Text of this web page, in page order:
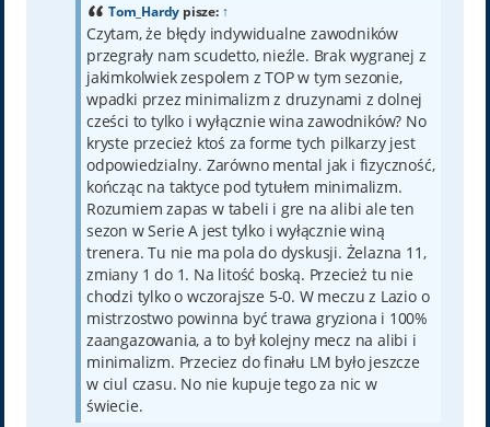
Tom_Hardy pisze: ↑
Czytam, że błędy indywidualne zawodników
przegrały nam scudetto, nieźle. Brak wygranej z
jakimkolwiek zespolem z TOP w tym sezonie,
wpadki przez minimalizm z druzynami z dolnej
cześci to tylko i wyłącznie wina zawodników? No
kryste przecież ktoś za forme tych pilkarzy jest
odpowiedzialny. Zarówno mental jak i fizyczność,
kończąc na taktyce pod tytułem minimalizm.
Rozumiem zapas w tabeli i gre na alibi ale ten
sezon w Serie A jest tylko i wyłącznie winą
trenera. Tu nie ma pola do dyskusji. Żelazna 11,
zmiany 1 do 1. Na litość boską. Przecież tu nie
chodzi tylko o wczorajsze 5-0. W meczu z Lazio o
mistrzostwo powinna być trawa gryziona i 100%
zaangazowania, a to był kolejny mecz na alibi i
minimalizm. Przeciez do finału LM było jeszcze
w ciul czasu. No nie kupuje tego za nic w
świecie.